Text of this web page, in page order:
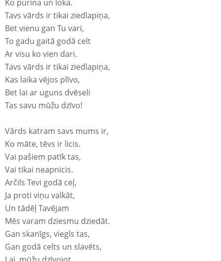
Ko purina un loka.
Tavs vārds ir tikai ziedlapiņa,
Bet vienu gan Tu vari,
To gadu gaitā godā celt
Ar visu ko vien dari.
Tavs vārds ir tikai ziedlapiņa,
Kas laika vējos plīvo,
Bet lai ar uguns dvēseli
Tas savu mūžu dzīvo!
Vārds katram savs mums ir,
Ko māte, tēvs ir licis.
Vai pašiem patīk tas,
Vai tikai neapnicis.
Arčils Tevi godā ceļ,
Ja proti viņu valkāt,
Un tādēļ Tavējam
Mēs varam dziesmu dziedāt.
Gan skanīgs, viegls tas,
Gan godā celts un slavēts,